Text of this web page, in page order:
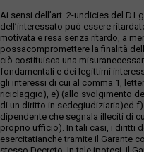
Ai sensi dell’art. 2-undicies del
dell’interessato può essere
motivata e resa senza ritardo, a
possacompromettere la finalità
ciò costituisca una
fondamentali e dei legittimi
gli interessi di cui al comma 1,
riciclaggio), e) (allo svolgimento
di un diritto in sedegiudiziaria)ed f)
dipendente che segnala illeciti di
proprio ufficio). In tali casi, i diritti
esercitatianche tramite il Garante